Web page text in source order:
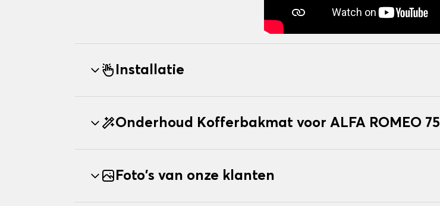
Installatie
Onderhoud Kofferbakmat voor ALFA ROMEO 75
Foto's van onze klanten